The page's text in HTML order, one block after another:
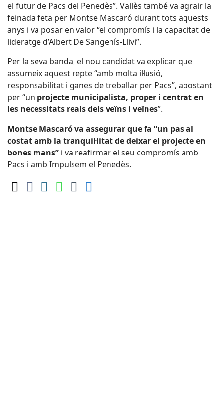
el futur de Pacs del Penedès”. Vallès també va agrair la
feinada feta per Montse Mascaró durant tots aquests
anys i va posar en valor “el compromís i la capacitat de
lideratge d’Albert De Sangenís-Llivi”.
Per la seva banda, el nou candidat va explicar que
assumeix aquest repte “amb molta il·lusió,
responsabilitat i ganes de treballar per Pacs”, apostant
per “un projecte municipalista, proper i centrat en
les necessitats reals dels veïns i veïnes”.
Montse Mascaró va assegurar que fa “un pas al
costat amb la tranquil·litat de deixar el projecte en
bones mans” i va reafirmar el seu compromís amb
Pacs i amb Impulsem el Penedès.